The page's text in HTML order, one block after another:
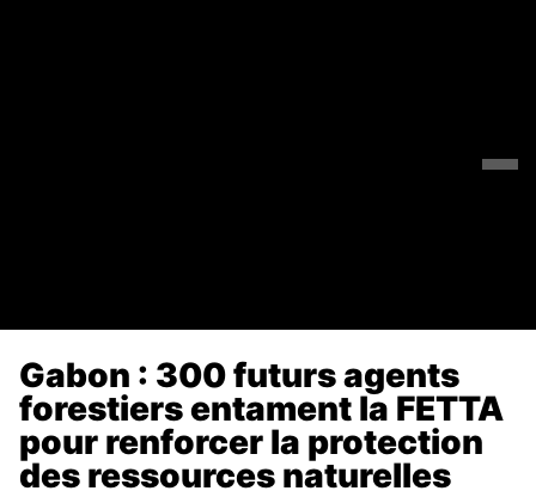
Gabon : 300 futurs agents
forestiers entament la FETTA
pour renforcer la protection
des ressources naturelles